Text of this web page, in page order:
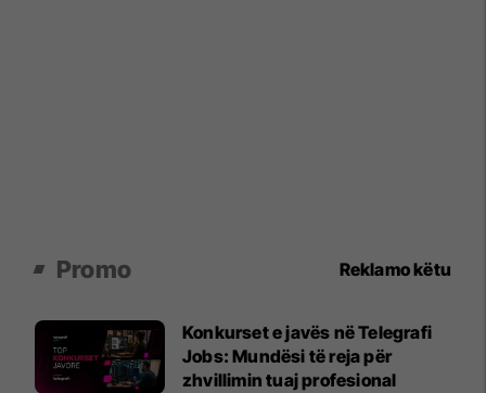
Promo Reklamo këtu
Konkurset e javës në Telegrafi
Jobs: Mundësi të reja për
zhvillimin tuaj profesional